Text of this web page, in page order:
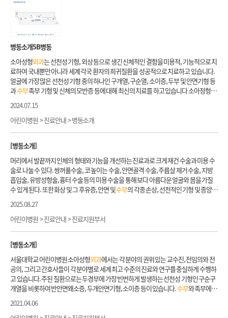
및 문의: 02-2072-3470 혈류검사란 신체의 혈관(동맥 및 정맥)에 병이 발생한 경우, 혈류
의 막힘 혹은 역류 등의 문제가 발생할 수 있으며, 혈류를 조절하는 신경 기능에 이상이
발생한 경우에도 혈류 장애가 발생할 수 있습니다. 손의 혈류 장애로 인해 손 끝이 차거나
저린 증상이 발생할 수 있기 때문에, 동맥 경화증 혹은 당뇨병이 있는 환자에서는 말초 혈
관의 혈류 검사가 필요할 수 있습니다. 또한, 한랭 과민성은 차가운 곳에 손이 노출될 경
우 손의 혈류가 감소하는 현상으로 수근관 증후군에서 동반되어 발생할 수 있습니다. 또
한, 흉곽 출구 증후군은 현재까지 확진을 위한 객관적인 검사가 없어서 진단이 매우 어려
운데, 혈류 검사실에서는 흉곽 출구가 압박되는 자세에서 말초 혈류 상태를 평가하는 혈
류 검사를 시행하고 있으며, 이는 흉곽 출구 증후군 진단에 많은 도움을 주고 있습니다.
본 혈류 검사실에서 시행하고 있는 혈류 검사 세부 항목으로는 동맥 및 정맥 초음파(Dop
pler) 검사, 한랭 유발 검사(레이노드 검사), 흉곽 출구 증후군 검사(Thoracic outlet syn
정 검사 등이 있습니다. 피부를 절개하거나 주사 바늘을 사용하지 않고, 통증 없이 편한
상태에서 검사가 진행되며, 관련 질환의 진단 및 치료에 많은 도움을 주는 검사입니다.
병동소개5B병동
소아성형외과는 선천성 기형, 외상 등으로 생긴 신체적인 결함을 미용적, 기능적으로 치
료하여 국내뿐만 아니라 세계 각국 환자의 희귀질환을 성공적으로 치료하고 있습니다.
얼굴에 가장 많은 선천성 기형 중의 하나인 구개열, 구순열, 소이증, 두부 및 안면기형 등
과수부 족부 기형 및 신체의 모반증 등에 대해 최신의 치료를 하고 있습니다 소아정형외
이형성증으로 인한 변형과 장애, 보행장애, 성장판 손상 등 후천적인 변형 및 장애 등을
수술을 통해 치료함으로서 자라나는 청소년들이 신체적인 어려움을 극복하고 보다 정
에 관한 전문적이고 체계적인 진료와 간호를 시행하고 있습니다. 특히 소아환자의 경우
성장속도가 빠르고 신체적 기형으로 인해 겪게 되는 여러 가지 문제들을 해결하기 위해
타진료과와 긴밀한 협조하에 최상의 치료와 간호를 제공하고 있으며 긍정적인 신체상
을 회복하여 건강한 성인으로 성장할 수 있도록 최선을 다하고 있습니다. 소개(진료과,
주요질환, 시설현황, 전화번호) 진료과 소아성형외과, 소아정형 외과, 소아안과 주요질
아정형외과
형 및 장애 등), 소아안과 질환 시설현황 1인실 1병상, 2인실 6병상, 다인실 27병상
2024.07.15
어린이병원 > 진료안내 > 병동소개
[병동소개]
머리에서 발끝까지 인체의 형태와 기능을 개선하는 진료과로 크게 재건 수술과 미용 수
술로 나눌 수 있다. 쌍꺼풀수술, 코 높이는 수술, 안면골격 수술, 주름살 제거 수술, 지방
흡입술, 유방성형술, 흉터 수술 등의 미용 수술을 통해 보다 아름다운 얼굴와 몸을 가질
수 있게 된다. 또한 화상 및 그 후유증, 안면 및수부의 각종 손상, 선천적인 기형 및 종양
인 결함도 교정해 주고 있다. 따라서 외적인 모양을 개선할 뿐 아니라 기능적인 결함도 복
구해 주고 이를 통해서 환자가 보다 자신감을 갖고 생활을 해나가도록 돕고 있다. 1. 주요
지 선천기형 - 두개안면 : 양악수술, 안면육곽수술, 안면재건수술 - 안면신경마비 : 선천
성 및 외상성 안면신경마비재건 - 하지족부 : 당뇨발 등 하지재건 - 악성 및 양성종양 : 피
부종양, 지방종, 신경섬유종, 혈관종 등 - 미용 : 안검성형, 코성형, 안면거상, 복부성형,
지방흡입, 보톡스, 필러 등 - 흉터 : 스테로이드 주사 및 흉터제거술 - 기타 : 화상, 욕창, 림
프부종 등 2. 진료 전 유의사항 - 첫 진료를 받는 환자는 1, 2차 의료기관에서 받은 최근 검
의 목적 및 보험적용이 불가능한 질환(흉터치료 외)의 경우, 진료의뢰서를 가지고 오셔
도 건강보험 적용을 받으실 수 없습니다. 그러므로 이 경우 진료의뢰서가 필요하지 않습
2025.08.27
어린이병원 > 진료안내 > 진료지원부서
[병동소개]
서울대학교 어린이병원 소아성형외과에서는 각 분야의 권위 있는 교수진, 전임의와 전
공의, 그리고 간호사들이 각 분야별로 세계 최고 수준의 진료와 연구를 충실하게 수행하
고 있습니다. 주된 질환으로는 두경부에 가장 빈번하게 발생하는 선천성 기형인 구순구
개열을 비롯하여 반안면왜소증, 두개안면기형, 소이증 등이 있습니다.수부와 족부에 발
도 전문적으로 다루고 있으며 가족력이 있는 수족부의 선천성 기형에 대해 유전검사 및
2021.04.06